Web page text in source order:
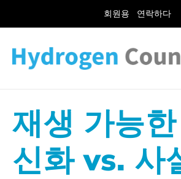
회원용 연락하다
재생 가능
신화 vs. 사